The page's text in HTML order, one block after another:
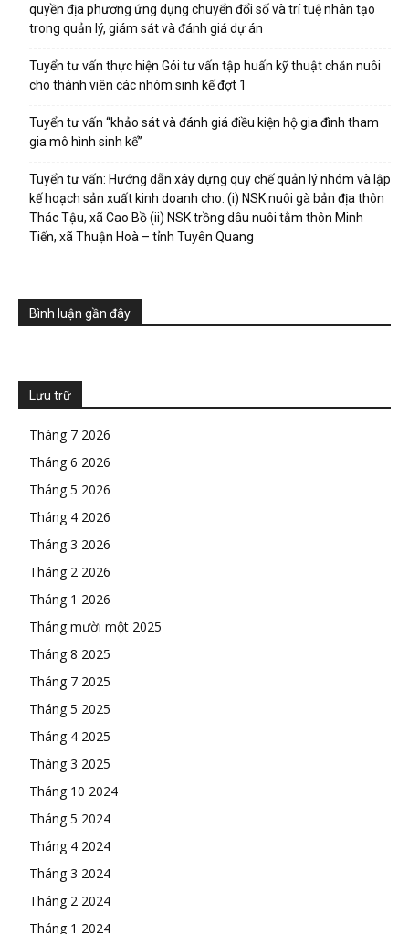
quyền địa phương ứng dụng chuyển đổi số và trí tuệ nhân tạo
trong quản lý, giám sát và đánh giá dự án
Tuyển tư vấn thực hiện Gói tư vấn tập huấn kỹ thuật chăn nuôi
cho thành viên các nhóm sinh kế đợt 1
Tuyển tư vấn “khảo sát và đánh giá điều kiện hộ gia đình tham
gia mô hình sinh kế”
Tuyển tư vấn: Hướng dẫn xây dựng quy chế quản lý nhóm và lập
kế hoạch sản xuất kinh doanh cho: (i) NSK nuôi gà bản địa thôn
Thác Tậu, xã Cao Bồ (ii) NSK trồng dâu nuôi tằm thôn Minh
Tiến, xã Thuận Hoà – tỉnh Tuyên Quang
Bình luận gần đây
Lưu trữ
Tháng 7 2026
Tháng 6 2026
Tháng 5 2026
Tháng 4 2026
Tháng 3 2026
Tháng 2 2026
Tháng 1 2026
Tháng mười một 2025
Tháng 8 2025
Tháng 7 2025
Tháng 5 2025
Tháng 4 2025
Tháng 3 2025
Tháng 10 2024
Tháng 5 2024
Tháng 4 2024
Tháng 3 2024
Tháng 2 2024
Tháng 1 2024